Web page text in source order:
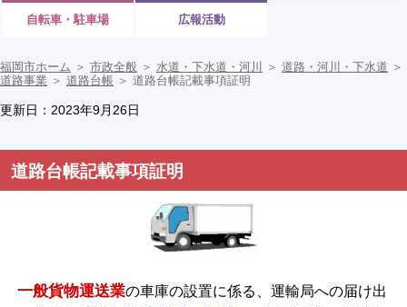
自転車・駐車場 広報活動
福岡市ホーム ＞ 市政全般 ＞ 水道・下水道・河川 ＞ 道路・河川・下水道 ＞
道路事業 ＞ 道路台帳 ＞ 道路台帳記載事項証明
更新日：2023年9月26日
道路台帳記載事項証明
一般貨物運送業の車庫の設置に係る、運輸局への届け出